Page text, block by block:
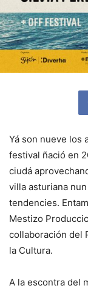
Yá son nueve los
festival ñació en
ciudá
villa asturiana
tendencies.
Mestizo
collaboración del
la Cultura.
A la escontra del